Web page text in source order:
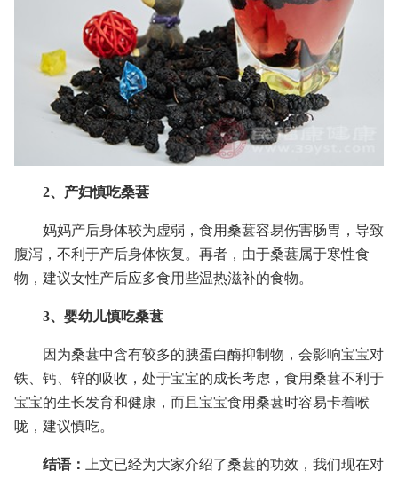
2、产妇慎吃桑葚
妈妈产后身体较为虚弱，食用桑葚容易伤害肠胃，导致
腹泻，不利于产后身体恢复。再者，由于桑葚属于寒性食
物，建议女性产后应多食用些温热滋补的食物。
3、婴幼儿慎吃桑葚
因为桑葚中含有较多的胰蛋白酶抑制物，会影响宝宝对
铁、钙、锌的吸收，处于宝宝的成长考虑，食用桑葚不利于
宝宝的生长发育和健康，而且宝宝食用桑葚时容易卡着喉
咙，建议慎吃。
结语：
上文已经为大家介绍了桑葚的功效，我们现在对